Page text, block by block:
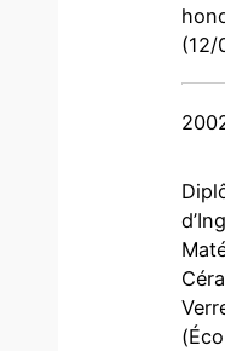
(12/